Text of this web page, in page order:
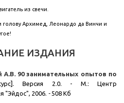
из свечи.
голову Архимед, Леонардо да Винчи и
ИЗДАНИЯ
А.В. 90 занимательных опытов по
Версия 2.0. - М.: Центр
"Эйдос", 2006. -508 Кб